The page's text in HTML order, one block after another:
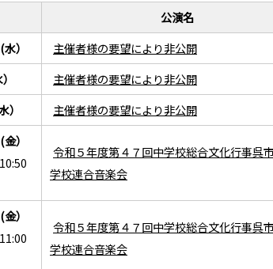
公演名
）
主催者様の要望により非公開
主催者様の要望により非公開
）
主催者様の要望により非公開
）
令和５年度第４７回中学校総合文化行事呉
学校連合音楽会
）
令和５年度第４７回中学校総合文化行事呉
学校連合音楽会